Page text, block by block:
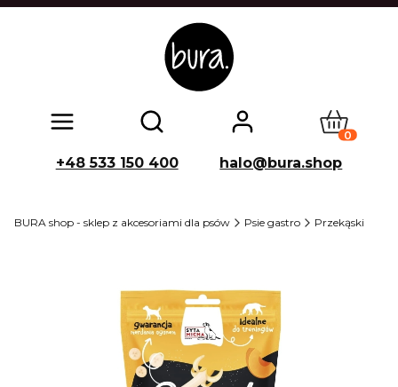
Otwórz wyszukiwarkę Produkty
+48 533 150 400 halo@bura.shop
BURA shop - sklep z akcesoriami dla psów Psie gastro Przekąski